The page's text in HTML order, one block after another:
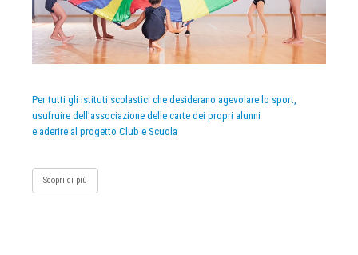
Per tutti gli istituti scolastici che desiderano agevolare lo sport,
usufruire dell’associazione delle carte dei propri alunni
e aderire al progetto Club e Scuola
Scopri di più